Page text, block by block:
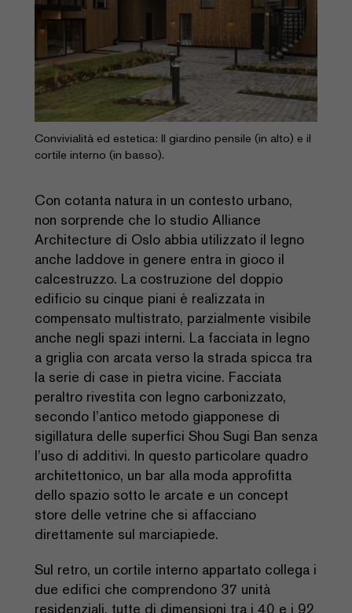
Convivialità ed estetica: Il giardino pensile (in alto) e il
cortile interno (in basso).
Con cotanta natura in un contesto urbano,
non sorprende che lo studio Alliance
Architecture di Oslo abbia utilizzato il legno
anche laddove in genere entra in gioco il
calcestruzzo. La costruzione del doppio
edificio su cinque piani è realizzata in
compensato multistrato, parzialmente visibile
anche negli spazi interni. La facciata in legno
a griglia con arcata verso la strada spicca tra
la serie di case in pietra vicine. Facciata
peraltro rivestita con legno carbonizzato,
secondo l’antico metodo giapponese di
sigillatura delle superfici Shou Sugi Ban senza
l’uso di additivi. In questo particolare quadro
architettonico, un bar alla moda approfitta
dello spazio sotto le arcate e un concept
store delle vetrine che si affacciano
direttamente sul marciapiede.
Sul retro, un cortile interno appartato collega i
due edifici che comprendono 37 unità
residenziali, tutte di dimensioni tra i 40 e i 92